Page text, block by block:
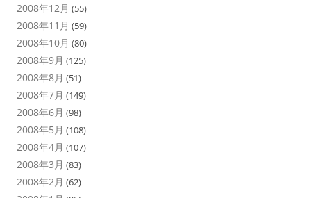
2008年12月 (55)
2008年11月 (59)
2008年10月 (80)
2008年9月 (125)
2008年8月 (51)
2008年7月 (149)
2008年6月 (98)
2008年5月 (108)
2008年4月 (107)
2008年3月 (83)
2008年2月 (62)